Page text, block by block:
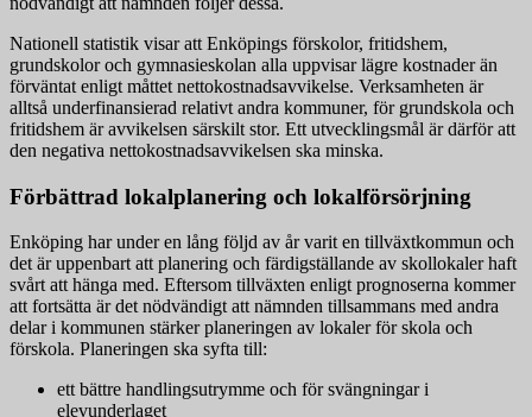
Nationell statistik visar att Enköpings förskolor, fritidshem,
grundskolor och gymnasieskolan alla uppvisar lägre kostnader än
förväntat enligt måttet nettokostnadsavvikelse. Verksamheten är
alltså underfinansierad relativt andra kommuner, för grundskola och
fritidshem är avvikelsen särskilt stor. Ett utvecklingsmål är därför att
den negativa nettokostnadsavvikelsen ska minska.
Förbättrad lokalplanering och lokalförsörjning
Enköping har under en lång följd av år varit en tillväxtkommun och
det är uppenbart att planering och färdigställande av skollokaler haft
svårt att hänga med. Eftersom tillväxten enligt prognoserna kommer
att fortsätta är det nödvändigt att nämnden tillsammans med andra
delar i kommunen stärker planeringen av lokaler för skola och
förskola. Planeringen ska syfta till:
ett bättre handlingsutrymme och för svängningar i
elevunderlaget